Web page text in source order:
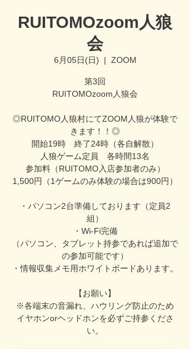
RUITOMOzoom人狼
会
6月05日(日)
  |
ZOOM
第3回
RUITOMOzoom人狼会
◎RUITOMO人狼村にてZOOM人狼が体験で
きます！！◎
開始19時 終了24時（各自解散）
人狼ゲーム定員 各時間13名
参加料（RUITOMO入店参加者のみ）
1,500円（1ゲームのみ体験の場合は900円）
・パソコン2台準備しております（定員2
組）
・Wi-Fi完備
（パソコン、タブレット持参であれば追加で
の参加可能です）
・情報収集メモ用ホワイトボードあります。
【お願い】
※各端末の音漏れ、ハウリング防止のため
イヤホンorヘッドホンを必ずご持参くださ
い。